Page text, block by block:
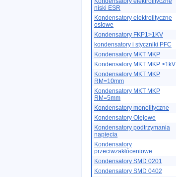
niski ESR
Kondensatory elektrolityczne
osiowe
Kondensatory FKP1>1KV
kondensatory i styczniki PFC
Kondensatory MKT MKP
Kondensatory MKT MKP >1kV
Kondensatory MKT MKP
RM=10mm
Kondensatory MKT MKP
RM=5mm
Kondensatory monolityczne
Kondensatory Olejowe
Kondensatory podtrzymania
napięcia
Kondensatory
przeciwzakłóceniowe
Kondensatory SMD 0201
Kondensatory SMD 0402